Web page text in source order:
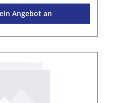
Angebot an